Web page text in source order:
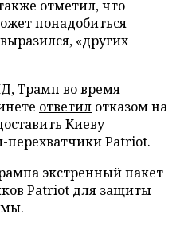
отметил, что
понадобиться
«других
Трамп во время
ответил отказом на
Киеву
Patriot.
экстренный пакет
Patriot для защиты